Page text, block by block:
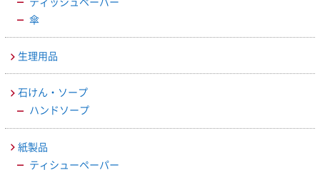
傘
生理用品
石けん・ソープ
ハンドソープ
紙製品
ティシューペーパー